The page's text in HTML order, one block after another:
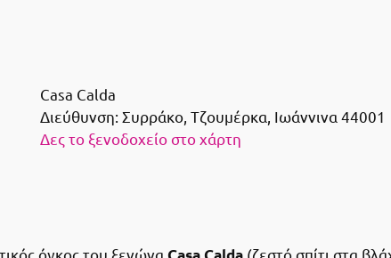
Casa Calda
Διεύθυνση: Συρράκο, Τζουμέρκα, Ιωάννινα 44001
Δες το ξενοδοχείο στο χάρτη
όγκος του ξενώνα
(ζεστό σπίτι στα